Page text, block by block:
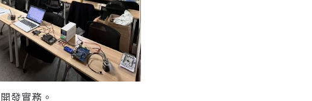
發實務。